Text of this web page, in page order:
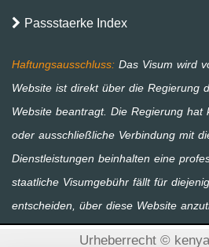
Passstaerke Index
Urheberrecht ©